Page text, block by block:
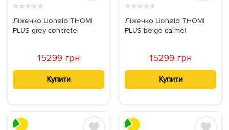
★★★★★
Ліжечко Lionelo THOMI
PLUS grey concrete
15299 грн
Купити
★★★★★
Ліжечко Lionelo THOMI
PLUS beige carmel
15299 грн
Купити